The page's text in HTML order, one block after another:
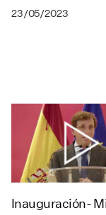
23/05/2023
Inauguración-